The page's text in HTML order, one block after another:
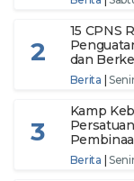
2
15 CPNS
dan
Berita |
3
Kamp
Berita |